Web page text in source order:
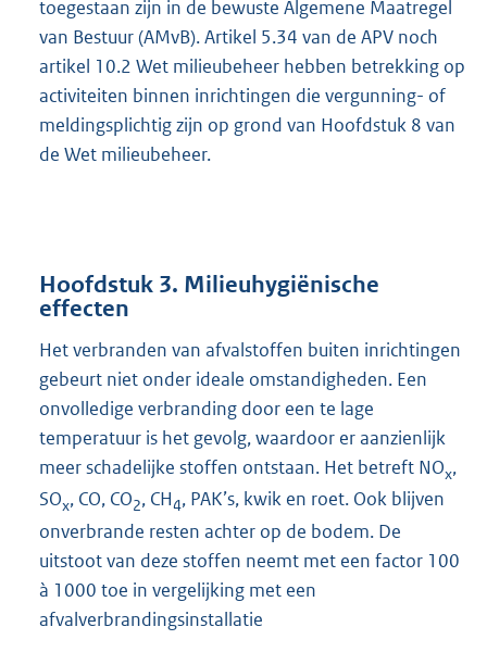
toegestaan zijn in de bewuste Algemene Maatregel
van Bestuur (AMvB). Artikel 5.34 van de APV noch
artikel 10.2 Wet milieubeheer hebben betrekking op
activiteiten binnen inrichtingen die vergunning- of
meldingsplichtig zijn op grond van Hoofdstuk 8 van
de Wet milieubeheer.
Hoofdstuk 3. Milieuhygiënische
effecten
Het verbranden van afvalstoffen buiten inrichtingen
gebeurt niet onder ideale omstandigheden. Een
onvolledige verbranding door een te lage
temperatuur is het gevolg, waardoor er aanzienlijk
meer schadelijke stoffen ontstaan. Het betreft NOx,
SOx, CO, CO2, CH4, PAK’s, kwik en roet. Ook blijven
onverbrande resten achter op de bodem. De
uitstoot van deze stoffen neemt met een factor 100
à 1000 toe in vergelijking met een
afvalverbrandingsinstallatie